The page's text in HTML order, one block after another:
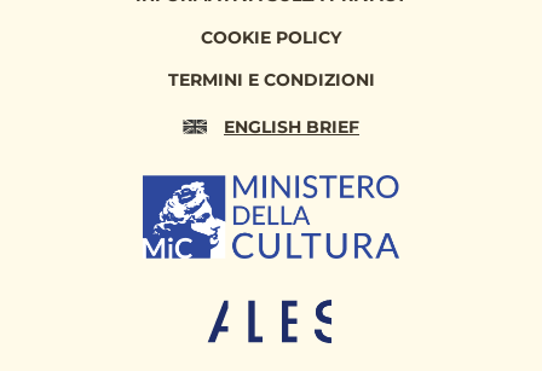
COOKIE POLICY
TERMINI E CONDIZIONI
ENGLISH BRIEF